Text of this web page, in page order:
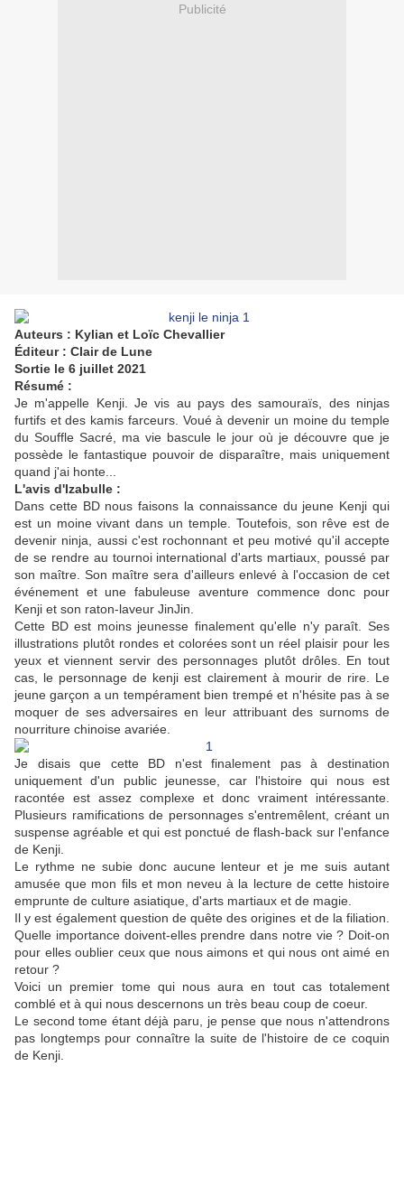
Publicité
Auteurs : Kylian et Loïc Chevallier
Éditeur : Clair de Lune
Sortie le 6 juillet 2021
Résumé :
Je m'appelle Kenji. Je vis au pays des samouraïs, des ninjas
furtifs et des kamis farceurs. Voué à devenir un moine du temple
du Souffle Sacré, ma vie bascule le jour où je découvre que je
possède le fantastique pouvoir de disparaître, mais uniquement
quand j'ai honte...
L'avis d'Izabulle :
Dans cette BD nous faisons la connaissance du jeune Kenji qui
est un moine vivant dans un temple. Toutefois, son rêve est de
devenir ninja, aussi c'est rochonnant et peu motivé qu'il accepte
de se rendre au tournoi international d'arts martiaux, poussé par
son maître. Son maître sera d'ailleurs enlevé à l'occasion de cet
événement et une fabuleuse aventure commence donc pour
Kenji et son raton-laveur JinJin.
Cette BD est moins jeunesse finalement qu'elle n'y paraît. Ses
illustrations plutôt rondes et colorées sont un réel plaisir pour les
yeux et viennent servir des personnages plutôt drôles. En tout
cas, le personnage de kenji est clairement à mourir de rire. Le
jeune garçon a un tempérament bien trempé et n'hésite pas à se
moquer de ses adversaires en leur attribuant des surnoms de
nourriture chinoise avariée.
Je disais que cette BD n'est finalement pas à destination
uniquement d'un public jeunesse, car l'histoire qui nous est
racontée est assez complexe et donc vraiment intéressante.
Plusieurs ramifications de personnages s'entremêlent, créant un
suspense agréable et qui est ponctué de flash-back sur l'enfance
de Kenji.
Le rythme ne subie donc aucune lenteur et je me suis autant
amusée que mon fils et mon neveu à la lecture de cette histoire
emprunte de culture asiatique, d'arts martiaux et de magie.
Il y est également question de quête des origines et de la filiation.
Quelle importance doivent-elles prendre dans notre vie ? Doit-on
pour elles oublier ceux que nous aimons et qui nous ont aimé en
retour ?
Voici un premier tome qui nous aura en tout cas totalement
comblé et à qui nous descernons un très beau coup de coeur.
Le second tome étant déjà paru, je pense que nous n'attendrons
pas longtemps pour connaître la suite de l'histoire de ce coquin
de Kenji.